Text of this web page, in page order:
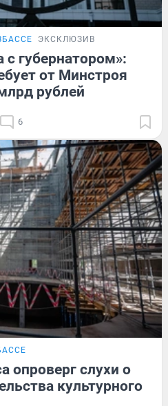
ЭКСКЛЮЗИВ
с губернатором»:
от Минстроя
рублей
6
опроверг слухи о
культурного